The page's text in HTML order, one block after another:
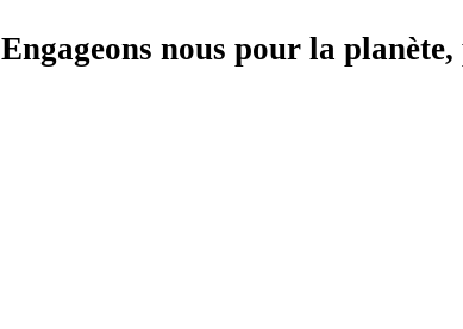
Engageons nous pour la